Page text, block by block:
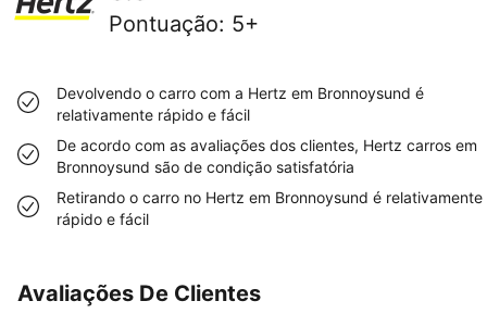
Pontuação: 5+
Devolvendo o carro com a Hertz em Bronnoysund é
relativamente rápido e fácil
De acordo com as avaliações dos clientes, Hertz carros em
Bronnoysund são de condição satisfatória
Retirando o carro no Hertz em Bronnoysund é relativamente
rápido e fácil
Avaliações De Clientes